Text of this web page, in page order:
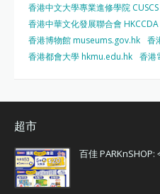
香港中文大學專業進修學院 CUSCS
香港中華文化發展聯合會 HKCCDA
香港博物館 museums.gov.hk 香
香港都會大學 hkmu.edu.hk 香港
超市
百佳 PARKnSHOP: